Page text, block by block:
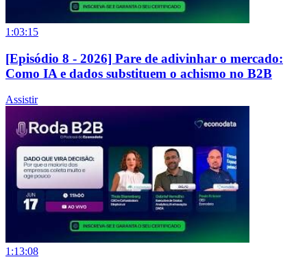
1:03:15
[Episódio 8 - 2026] Pare de adivinhar o mercado:
Como IA e dados substituem o achismo no B2B
Assistir
1:13:08